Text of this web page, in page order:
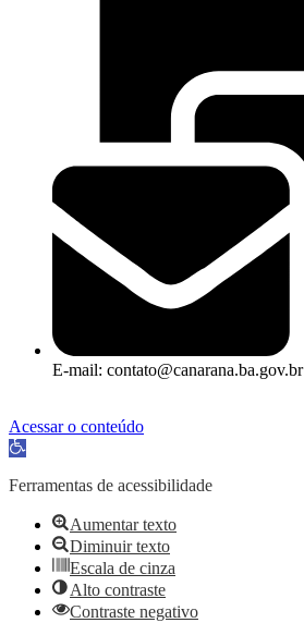
E-mail: contato@canarana.ba.gov.br
Acessar o conteúdo
Abrir a barra de ferramentas
Ferramentas de acessibilidade
Aumentar texto
Diminuir texto
Escala de cinza
Alto contraste
Contraste negativo